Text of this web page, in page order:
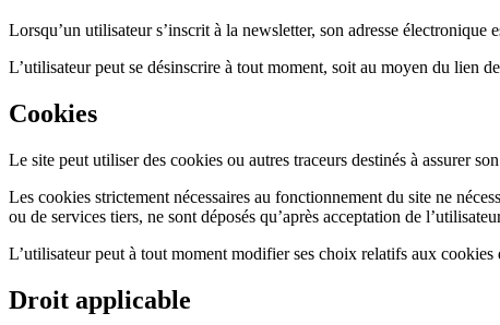
Lorsqu’un utilisateur s’inscrit à la newsletter, son adresse
L’utilisateur peut se désinscrire à tout moment, soit au moyen du lien
Cookies
Le site peut utiliser des cookies ou autres traceurs destinés à assurer
Les cookies strictement nécessaires au fonctionnement du site ne
ou de services tiers, ne sont déposés qu’après acceptation de
L’utilisateur peut à tout moment modifier ses choix relatifs aux
Droit applicable